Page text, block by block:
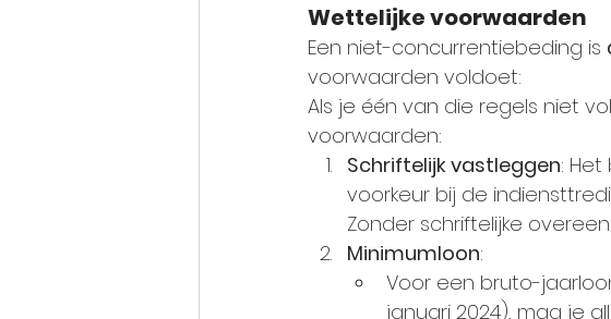
Wettelijke voorwaarden
Een niet-concurrentiebeding is
voorwaarden voldoet:
Als je één van die regels niet
voorwaarden:
Schriftelijk vastleggen:
voorkeur bij de
Zonder schriftelijke
Minimumloon:
Voor een bruto-
januari 2024), mag je